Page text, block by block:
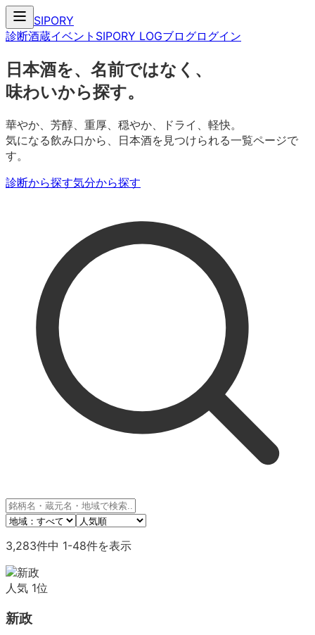
SIPORY
診断酒蔵イベント SIPORY LOGブログログイン
日本酒を、名前ではなく、
味わいから探す。
華やか、芳醇、重厚、穏やか、ドライ、軽快。
気になる飲み口から、日本酒を見つけられる一覧ページで
す。
診断から探す気分から探す
3,283件中 1-48件を表示
人気 1位
新政